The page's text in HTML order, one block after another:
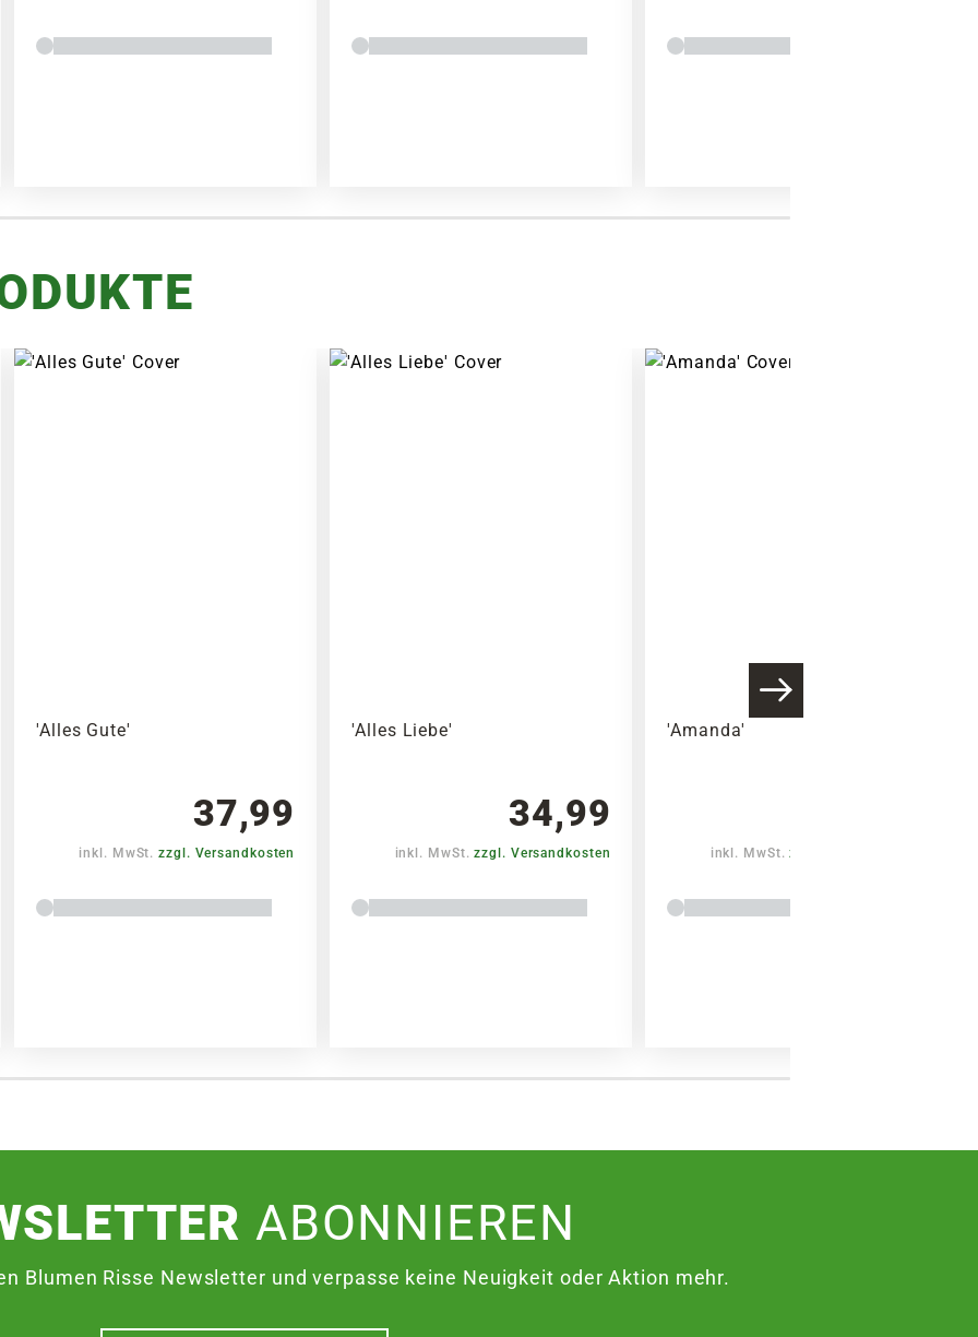
'Alles Gute'
37,99
inkl. MwSt.zzgl. Versandkosten
'Alles Liebe'
34,99
inkl. MwSt.zzgl. Versandkosten
'Amanda'
inkl. MwSt.zzgl. Versandkosten
ABONNIEREN
Blumen Risse Newsletter und verpasse keine Neuigkeit oder Aktion mehr.